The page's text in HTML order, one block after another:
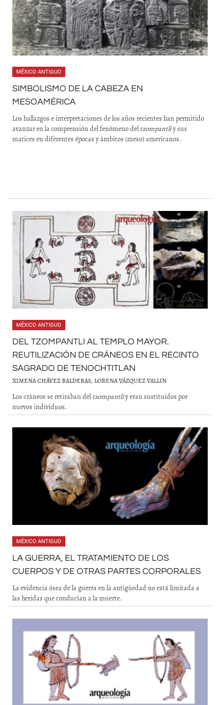
MÉXICO ANTIGUO
SIMBOLISMO DE LA CABEZA EN
MESOAMÉRICA
Los hallazgos e interpretaciones de los años recientes han permitido
avanzar en la comprensión del fenómeno del tzompantliy sus
matices en diferentes épocas y ámbitos (meso) americanos.
MÉXICO ANTIGUO
DEL TZOMPANTLI AL TEMPLO MAYOR.
REUTILIZACIÓN DE CRÁNEOS EN EL RECINTO
SAGRADO DE TENOCHTITLAN
XIMENA CHÁVEZ BALDERAS, LORENA VÁZQUEZ VALLIN
Los cráneos se retiraban del tzompantliy eran sustituidos por
nuevos individuos.
MÉXICO ANTIGUO
LA GUERRA, EL TRATAMIENTO DE LOS
CUERPOS Y DE OTRAS PARTES CORPORALES
La evidencia ósea de la guerra en la antigüedad no está limitada a
las heridas que conducían a la muerte.